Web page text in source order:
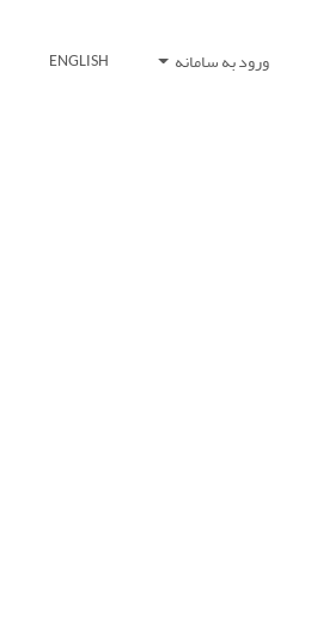
ورود به سامانه ENGLISH